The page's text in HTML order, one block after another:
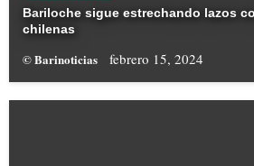
Bariloche sigue estrechando lazos
chilenas
© Barinoticias febrero 15, 2024